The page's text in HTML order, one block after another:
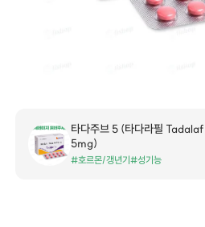
타다주브 5 (타다라필
5mg)
#호르몬/갱년기#성기능